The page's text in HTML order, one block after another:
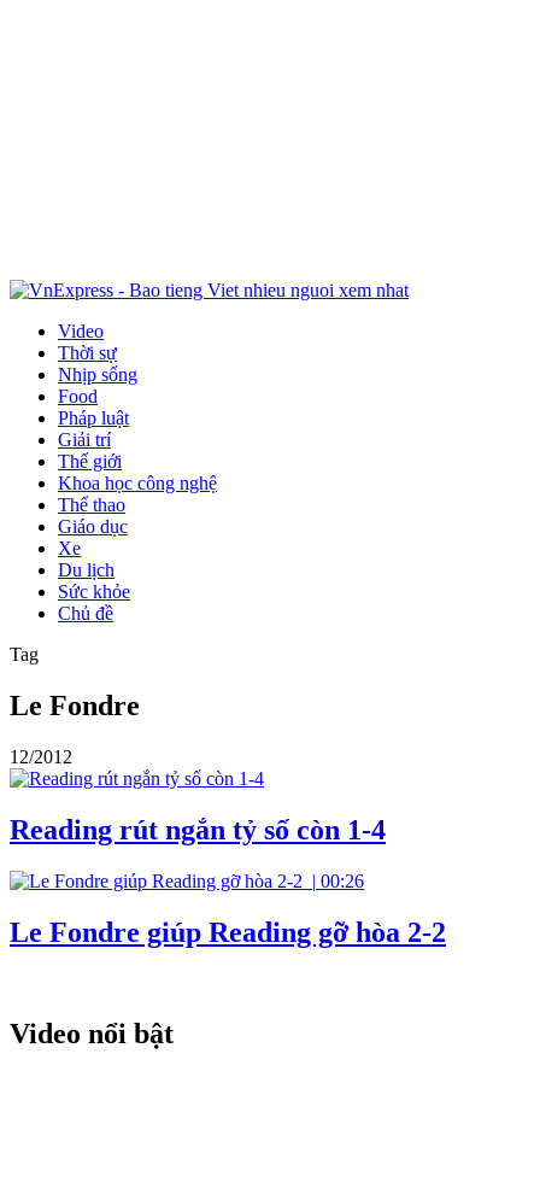
Video
Thời sự
Nhịp sống
Food
Pháp luật
Giải trí
Thế giới
Khoa học công nghệ
Thể thao
Giáo dục
Xe
Du lịch
Sức khỏe
Chủ đề
Tag
Le Fondre
12/2012
Reading rút ngắn tỷ số còn 1-4
| 00:26
Le Fondre giúp Reading gỡ hòa 2-2
Video nổi bật